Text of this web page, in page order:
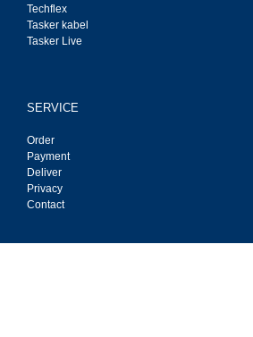
Techflex
Tasker kabel
Tasker Live
SERVICE
Order
Payment
Deliver
Privacy
Contact